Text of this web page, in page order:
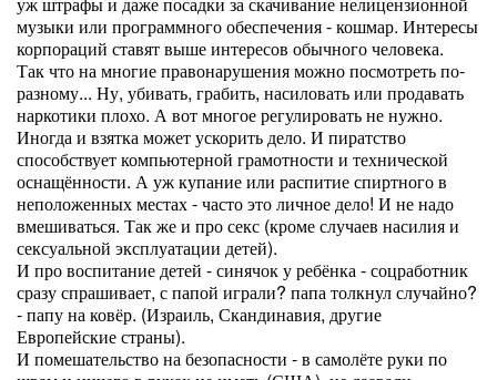
музыки или программного обеспечения - кошмар. Интересы
корпораций ставят выше интересов обычного человека.
Так что на многие правонарушения можно посмотреть по-
разному... Ну, убивать, грабить, насиловать или продавать
наркотики плохо. А вот многое регулировать не нужно.
Иногда и взятка может ускорить дело. И пиратство
способствует компьютерной грамотности и технической
оснащённости. А уж купание или распитие спиртного в
неположенных местах - часто это личное дело! И не надо
вмешиваться. Так же и про секс (кроме случаев насилия и
сексуальной эксплуатации детей).
И про воспитание детей - синячок у ребёнка - соцработник
сразу спрашивает, с папой играли? папа толкнул случайно?
- папу на ковёр. (Израиль, Скандинавия, другие
Европейские страны).
И помешательство на безопасности - в самолёте руки по